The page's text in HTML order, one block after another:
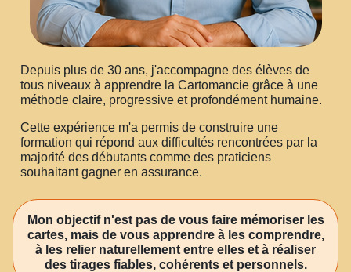
Depuis plus de 30 ans, j'accompagne des élèves de
tous niveaux à apprendre la Cartomancie grâce à une
méthode claire, progressive et profondément humaine.
Cette expérience m'a permis de construire une
formation qui répond aux difficultés rencontrées par la
majorité des débutants comme des praticiens
souhaitant gagner en assurance.
Mon objectif n'est pas de vous faire mémoriser les
cartes, mais de vous apprendre à les comprendre,
à les relier naturellement entre elles et à réaliser
des tirages fiables, cohérents et personnels.